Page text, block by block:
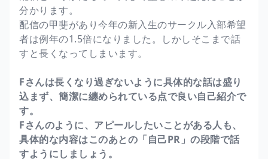
分かります。
配信の甲斐があり今年の新入生のサークル入部希望
者は例年の1.5倍になりました。しかしそこまで話
すと長くなってしまいます。
Fさんは長くなり過ぎないように具体的な話は盛り
込まず、簡潔に纏められている点で良い自己紹介で
す。
Fさんのように、アピールしたいことがある人も、
具体的な内容はこのあとの「自己PR」の段階で話
すようにしましょう。